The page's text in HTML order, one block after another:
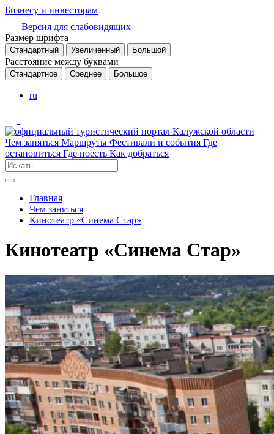
Бизнесу и инвесторам
Версия для слабовидящих
Размер шрифта
Стандартный Увеличенный Большой
Расстояние между буквами
Стандартное Среднее Большое
ru
Чем заняться Маршруты Фестивали и события Где
остановиться Где поесть Как добраться
Главная
Чем заняться
Кинотеатр «Синема Стар»
Кинотеатр «Синема Стар»